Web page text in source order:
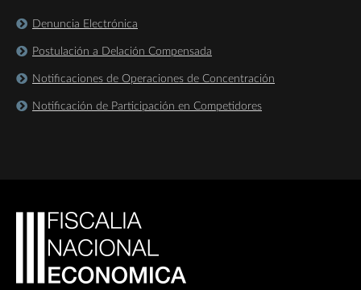
Denuncia Electrónica
Postulación a Delación Compensada
Notificaciones de Operaciones de Concentración
Notificación de Participación en Competidores